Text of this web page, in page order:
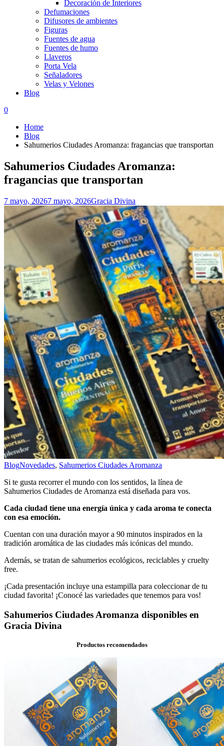
Decoración de Interiores
Defumaciones
Difusores de ambientes
Figuras
Fuentes de agua
Fuentes de humo
Llaveros
Porta Vela
Señaladores
Velas y Velones
Blog
0
Home
Blog
Sahumerios Ciudades Aromanza: fragancias que transportan
Sahumerios Ciudades Aromanza:
fragancias que transportan
7 mayo, 20267 mayo, 2026Gracia Divina
BlogNovedades, Sahumerios Ciudades Aromanza
Si te gusta recorrer el mundo con los sentidos, la línea de
Sahumerios Ciudades de Aromanza está diseñada para vos.
Cada ciudad tiene una energía única y cada aroma te conecta
con esa emoción.
Cuentan con una duración mayor a 90 minutos inspirados en la
tradición aromática de las ciudades más icónicas del mundo.
Además, se tratan de sahumerios ecológicos, reciclables y cruelty
free.
¡Cada presentación incluye una estampilla para coleccionar de tu
ciudad favorita! ¡Conocé las variedades que tenemos para vos!
Sahumerios Ciudades Aromanza disponibles en
Gracia Divina
Productos recomendados